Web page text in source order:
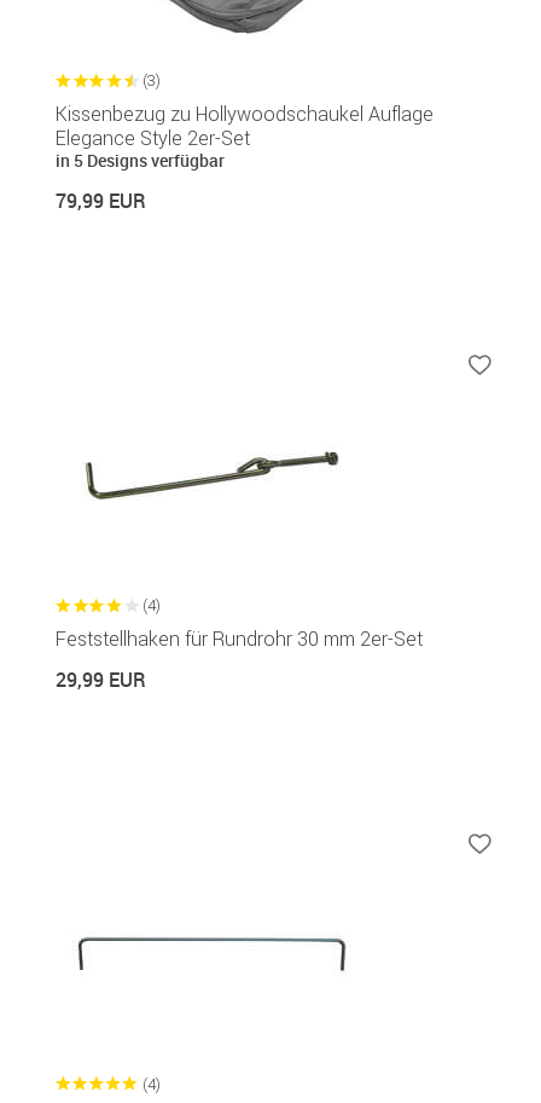
(3)
Kissenbezug zu Hollywoodschaukel Auflage
Elegance Style 2er-Set
in 5 Designs verfügbar
79,99 EUR
(4)
Feststellhaken für Rundrohr 30 mm 2er-Set
29,99 EUR
(4)